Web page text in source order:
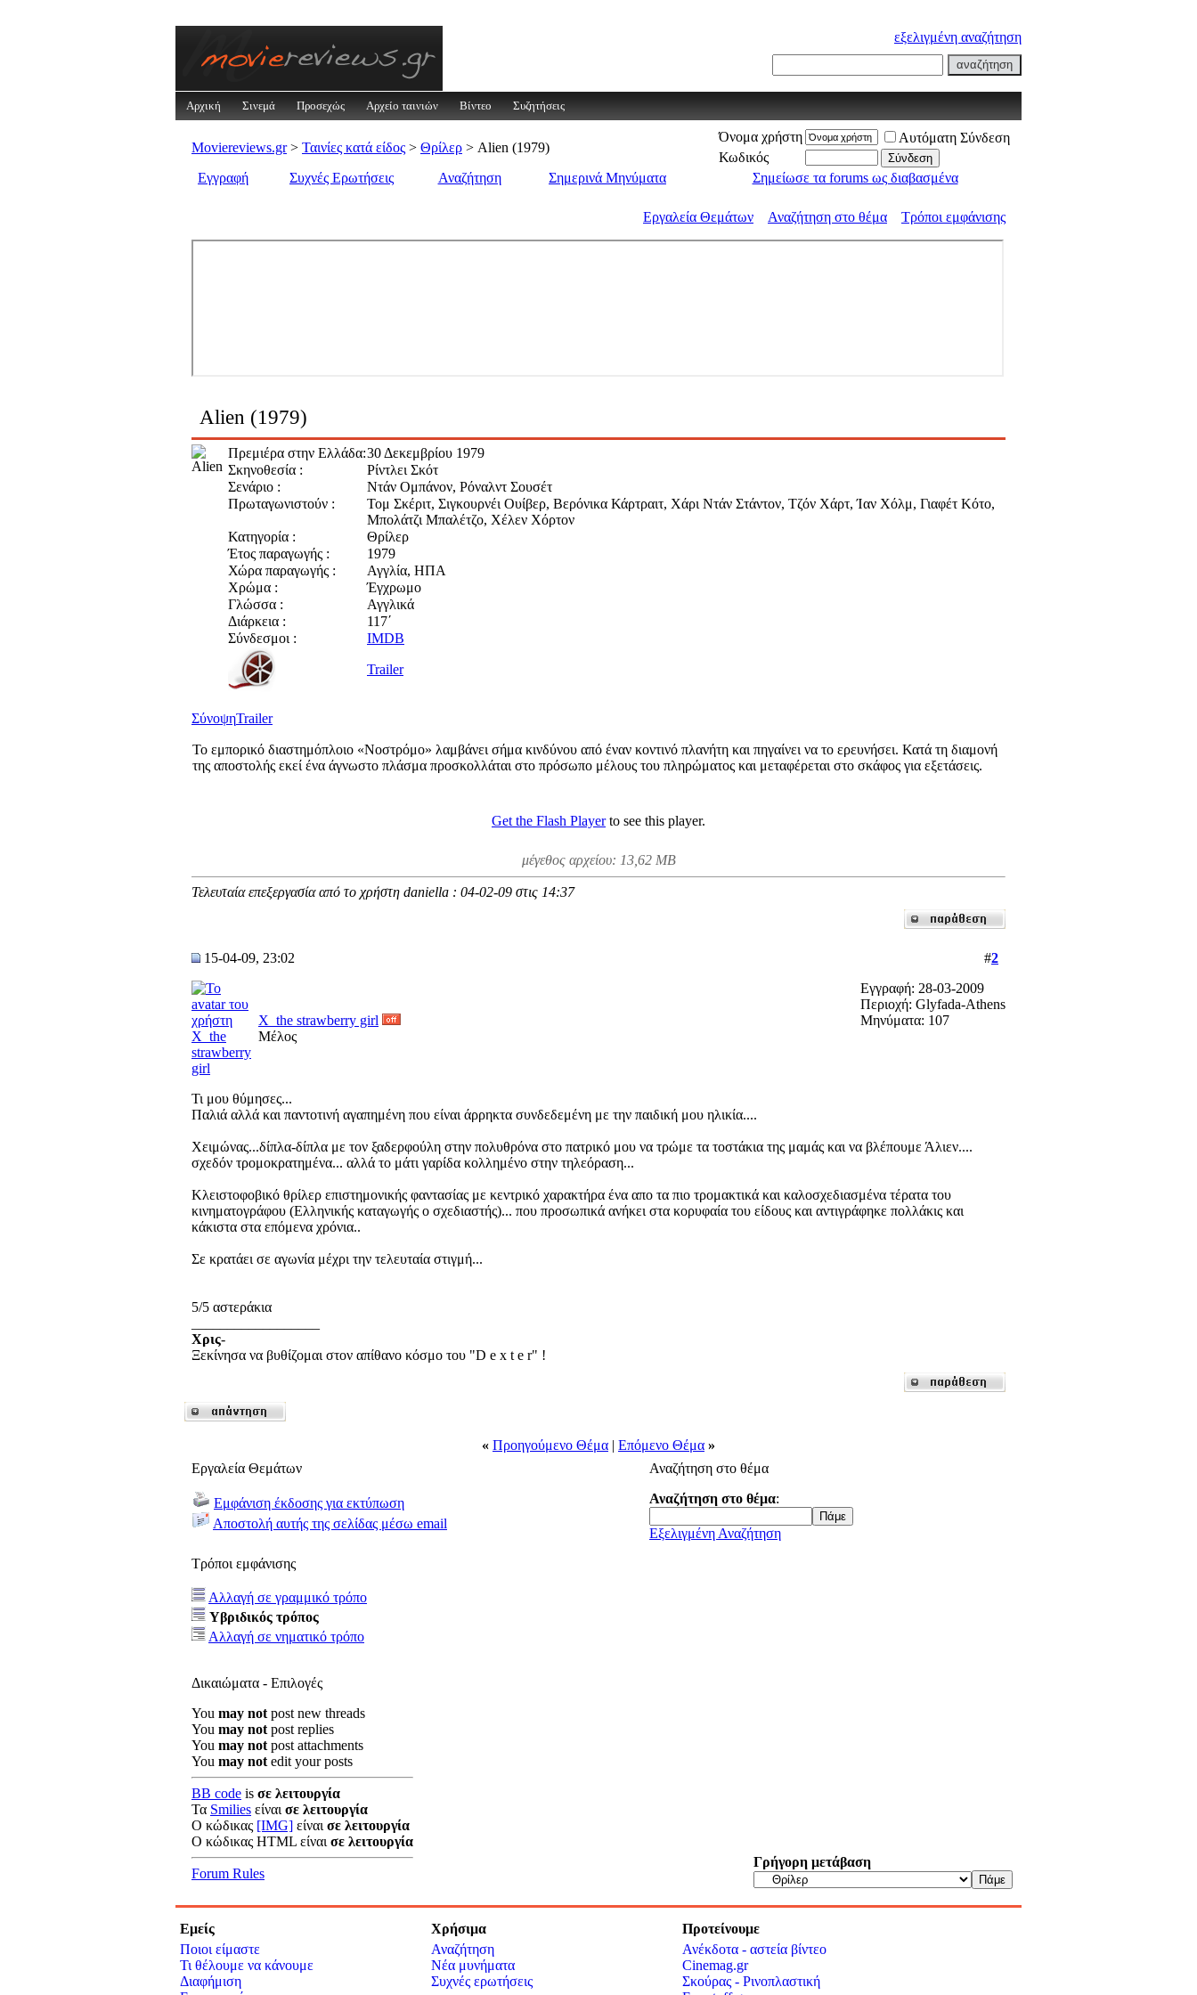
εξελιγμένη αναζήτηση
Αρχική Σινεμά Προσεχώς Αρχείο ταινιών Βίντεο Συζητήσεις
Moviereviews.gr > Ταινίες κατά είδος > Θρίλερ > Alien (1979)
Όνομα χρήστη
Αυτόματη Σύνδεση
Κωδικός
Εγγραφή
Συχνές Ερωτήσεις Αναζήτηση Σημερινά Μηνύματα Σημείωσε τα forums ως διαβασμένα
Εργαλεία Θεμάτων Αναζήτηση στο θέμα Τρόποι εμφάνισης
Alien (1979)
Πρεμιέρα στην Ελλάδα:30 Δεκεμβρίου 1979
Σκηνοθεσία :
Ρίντλει Σκότ
Σενάριο :
Ντάν Ομπάνον, Ρόναλντ Σουσέτ
Πρωταγωνιστούν :
Τομ Σκέριτ, Σιγκουρνέι Ουίβερ, Βερόνικα Κάρτραιτ, Χάρι Ντάν Στάντον, Τζόν Χάρτ, Ίαν Χόλμ, Γιαφέτ Κότο,
Μπολάτζι Μπαλέτζο, Χέλεν Χόρτον
Κατηγορία :
Θρίλερ
Έτος παραγωγής :
1979
Χώρα παραγωγής :
Αγγλία, ΗΠΑ
Χρώμα :
Έγχρωμο
Γλώσσα :
Αγγλικά
Διάρκεια :
117΄
Σύνδεσμοι :
IMDB
Trailer
ΣύνοψηTrailer
Το εμπορικό διαστημόπλοιο «Νοστρόμο» λαμβάνει σήμα κινδύνου από έναν κοντινό πλανήτη και πηγαίνει να το ερευνήσει. Κατά τη διαμονή
της αποστολής εκεί ένα άγνωστο πλάσμα προσκολλάται στο πρόσωπο μέλους του πληρώματος και μεταφέρεται στο σκάφος για εξετάσεις.
Get the Flash Playerto see this player.
μέγεθος αρχείου: 13,62 MB
Τελευταία επεξεργασία από το χρήστη daniella : 04-02-09 στις 14:37
#2
15-04-09, 23:02
X_the strawberry girl
Μέλος
Εγγραφή: 28-03-2009
Περιοχή: Glyfada-Athens
Μηνύματα: 107
Τι μου θύμησες...
Παλιά αλλά και παντοτινή αγαπημένη που είναι άρρηκτα συνδεδεμένη με την παιδική μου ηλικία....
Χειμώνας...δίπλα-δίπλα με τον ξαδερφούλη στην πολυθρόνα στο πατρικό μου να τρώμε τα τοστάκια της μαμάς και να βλέπουμε Άλιεν....
σχεδόν τρομοκρατημένα... αλλά το μάτι γαρίδα κολλημένο στην τηλεόραση...
Κλειστοφοβικό θρίλερ επιστημονικής φαντασίας με κεντρικό χαρακτήρα ένα απο τα πιο τρομακτικά και καλοσχεδιασμένα τέρατα του
κινηματογράφου (Ελληνικής καταγωγής ο σχεδιαστής)... που προσωπικά ανήκει στα κορυφαία του είδους και αντιγράφηκε πολλάκις και
κάκιστα στα επόμενα χρόνια..
Σε κρατάει σε αγωνία μέχρι την τελευταία στιγμή...
5/5 αστεράκια
Χρις-
Ξεκίνησα να βυθίζομαι στον απίθανο κόσμο του "D e x t e r" !
« Προηγούμενο Θέμα | Επόμενο Θέμα »
Εργαλεία Θεμάτων
Αναζήτηση στο θέμα
Εμφάνιση έκδοσης για εκτύπωση
Αποστολή αυτής της σελίδας μέσω email
Αναζήτηση στο θέμα:
Εξελιγμένη Αναζήτηση
Τρόποι εμφάνισης
Αλλαγή σε γραμμικό τρόπο
Υβριδικός τρόπος
Αλλαγή σε νηματικό τρόπο
Δικαιώματα - Επιλογές
You may not post new threads
You may not post replies
You may not post attachments
You may not edit your posts
BB code is σε λειτουργία
Τα Smilies είναι σε λειτουργία
Ο κώδικας [IMG] είναι σε λειτουργία
Ο κώδικας HTML είναι σε λειτουργία
Forum Rules
Γρήγορη μετάβαση
Εμείς
Ποιοι είμαστε
Τι θέλουμε να κάνουμε
Διαφήμιση
Χρήσιμα
Αναζήτηση
Νέα μυνήματα
Συχνές ερωτήσεις
Προτείνουμε
Ανέκδοτα - αστεία βίντεο
Cinemag.gr
Σκούρας - Ρινοπλαστική